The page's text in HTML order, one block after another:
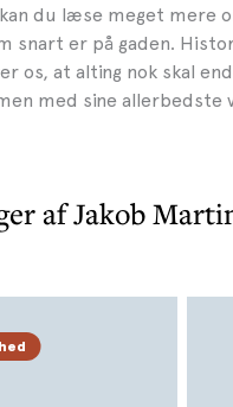
du læse meget mere
snart er på gaden.
os, at alting nok skal
med sine allerbedste
af Jakob